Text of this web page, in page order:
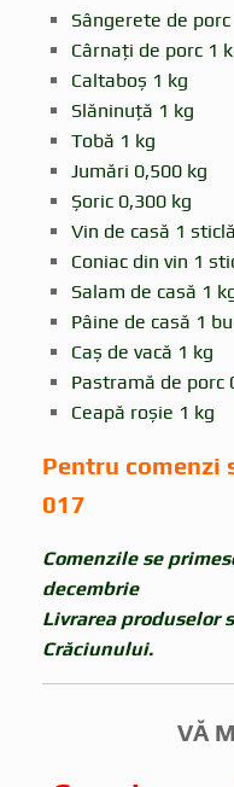
Sângerete de porc
Cârnați de porc 1
Caltaboș 1 kg
Slăninuță 1 kg
Tobă 1 kg
Jumări 0,500 kg
Șoric 0,300 kg
Vin de casă 1 sticlă
Coniac din vin 1
Salam de casă 1
Pâine de casă 1
Caș de vacă 1 kg
Pastramă de porc
Ceapă roșie 1 kg
Pentru comenzi
017
Comenzile se
decembrie
Livrarea produselor
Crăciunului.
VĂ